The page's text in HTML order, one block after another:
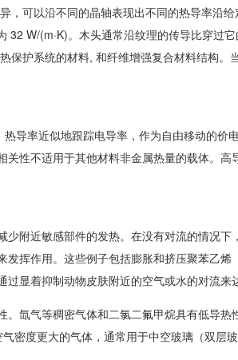
，可以沿不同的晶轴表现出不同的热导率沿
32 W/(m·K)。木头通常沿纹理的传导比穿过
保护系统的材料, 和纤维增强复合材料结构
导率近似地跟踪电导率，作为自由移动的价
关性不适用于其他材料非金属热量的载体。
少附近敏感部件的发热。在没有对流的情况
挥作用。这些例子包括膨胀和挤压聚苯乙
过显着抑制动物皮肤附近的空气或水的对流来
。氙气等稠密气体和二氯二氟甲烷具有低导
密度更大的气体，通常用于中空玻璃（双层